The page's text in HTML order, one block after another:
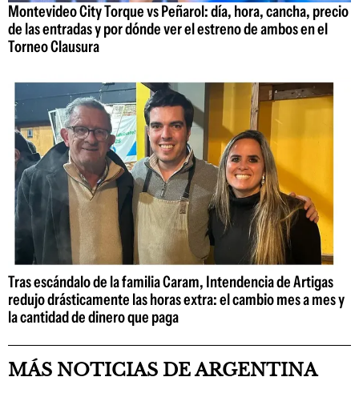
Montevideo City Torque vs Peñarol: día, hora, cancha, precio
de las entradas y por dónde ver el estreno de ambos en el
Torneo Clausura
Tras escándalo de la familia Caram, Intendencia de Artigas
redujo drásticamente las horas extra: el cambio mes a mes y
la cantidad de dinero que paga
MÁS NOTICIAS DE ARGENTINA